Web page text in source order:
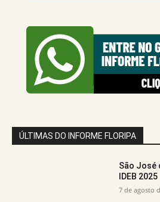
ÚLTIMAS DO INFORME FLORIPA
São José
IDEB 2025
7 de agosto